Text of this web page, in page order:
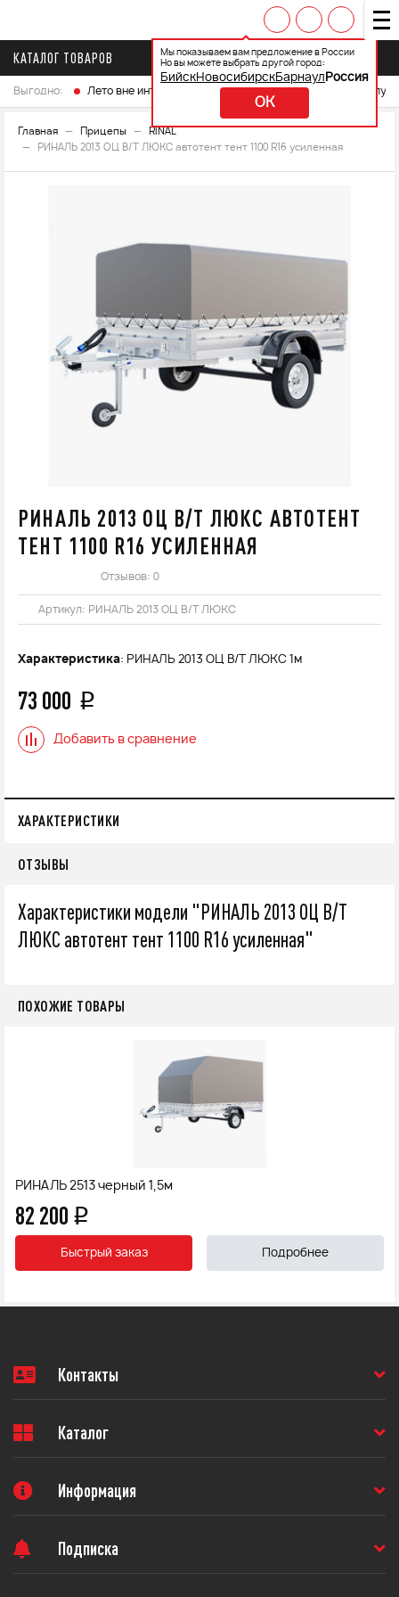
Мы показываем вам предложение в России
Но вы можете выбрать другой город:
БийскНовосибирскБарнаул Россия
OK
КАТАЛОГ ТОВАРОВ
Выгодно: Лето вне интренета Выберите свой мотоцикл и
Главная Прицепы
RINAL
РИНАЛЬ 2013 ОЦ В/Т ЛЮКС автотент тент 1100 R16 усиленная
РИНАЛЬ 2013 ОЦ В/Т ЛЮКС АВТОТЕНТ
ТЕНТ 1100 R16 УСИЛЕННАЯ
Отзывов: 0
Артикул: РИНАЛЬ 2013 ОЦ В/Т ЛЮКС
Характеристика: РИНАЛЬ 2013 ОЦ В/Т ЛЮКС 1м
73 000 q
Добавить в сравнение
ХАРАКТЕРИСТИКИ
ОТЗЫВЫ
Характеристики модели "РИНАЛЬ 2013 ОЦ В/Т
ЛЮКС автотент тент 1100 R16 усиленная"
ПОХОЖИЕ ТОВАРЫ
РИНАЛЬ 2513 черный 1,5м
82 200 q
Быстрый заказ Подробнее
Контакты
Каталог
Информация
Подписка